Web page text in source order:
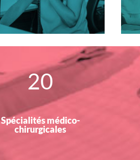
20
Spécialités médico-
chirurgicales